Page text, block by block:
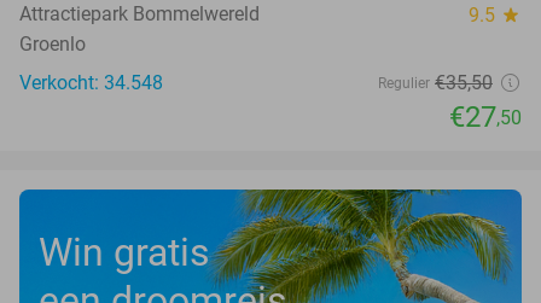
Attractiepark Bommelwereld 9.5 star
Groenlo
Verkocht: 34.548
Regulier €35,50
€27,50
Win gratis